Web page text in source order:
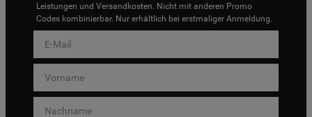
Leistungen und Versandkosten. Nicht mit anderen Promo
Codes kombinierbar. Nur erhältlich bei erstmaliger Anmeldung.